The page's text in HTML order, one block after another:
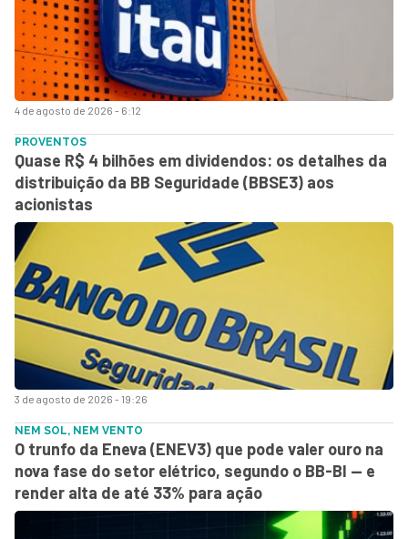
4 de agosto de 2026 - 6:12
3 de agosto de 2026 - 19:26
PROVENTOS
Quase R$ 4 bilhões em dividendos: os detalhes da
distribuição da BB Seguridade (BBSE3) aos
acionistas
NEM SOL, NEM VENTO
O trunfo da Eneva (ENEV3) que pode valer ouro na
nova fase do setor elétrico, segundo o BB-BI — e
render alta de até 33% para ação